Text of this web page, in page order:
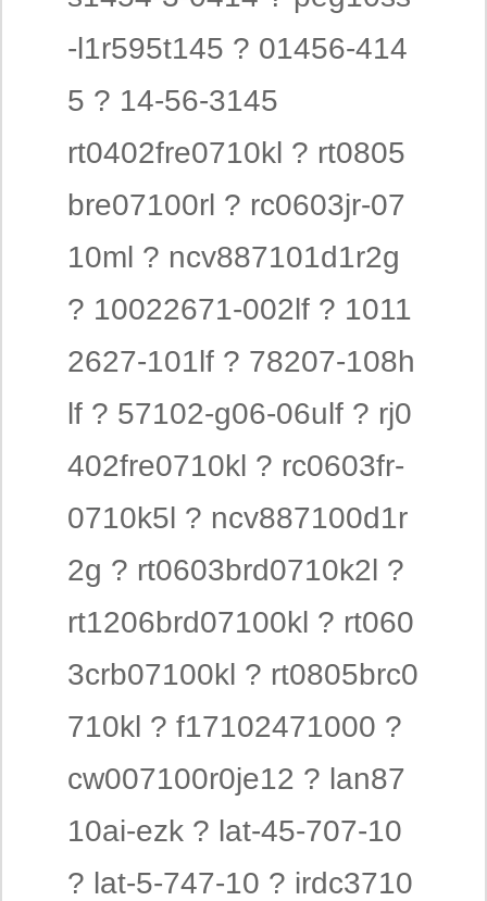
-l1r595t145 ? 01456-414
5 ? 14-56-3145
rt0402fre0710kl ? rt0805
bre07100rl ? rc0603jr-07
10ml ? ncv887101d1r2g
? 10022671-002lf ? 1011
2627-101lf ? 78207-108h
lf ? 57102-g06-06ulf ? rj0
402fre0710kl ? rc0603fr-
0710k5l ? ncv887100d1r
2g ? rt0603brd0710k2l ?
rt1206brd07100kl ? rt060
3crb07100kl ? rt0805brc0
710kl ? f17102471000 ?
cw007100r0je12 ? lan87
10ai-ezk ? lat-45-707-10
? lat-5-747-10 ? irdc3710